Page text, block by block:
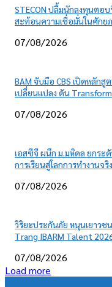
STECON ปลื้มนักลงทุนตอ
สะท้อนความเชื่อมั่นในศักย
07/08/2026
BAM จับมือ CBS เปิดหลัก
เปลี่ยนแปลง ดัน
07/08/2026
เอสซีจี ผนึก ม.มหิดล ยกระ
การเรียนสู่โลกการทำงานจริง
07/08/2026
วิริยะประกันภัย หนุนเยาวช
Trang IBARM Talent
07/08/2026
Load more